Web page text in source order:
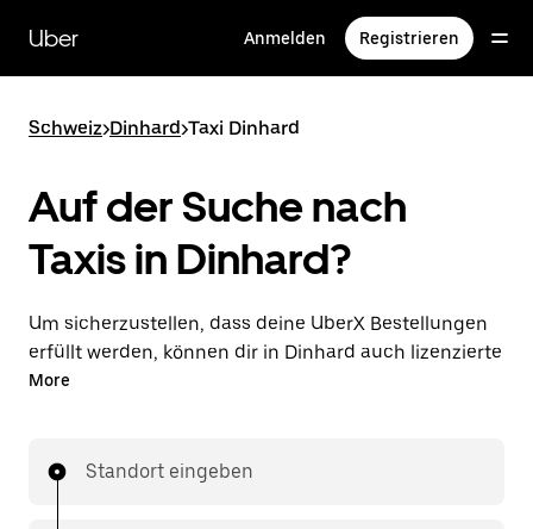
zum
Hauptinhalt
Uber Anmelden Registrieren
Schweiz>Dinhard>Taxi Dinhard
Auf der Suche nach
Taxis in Dinhard?
Um sicherzustellen, dass deine UberX Bestellungen
erfüllt werden, können dir in Dinhard auch lizenzierte
Taxifahrer*innen zugewiesen werden. In diesem Fall
UberX kennst, während du mit einem Taxi an dein
More
Standort eingeben